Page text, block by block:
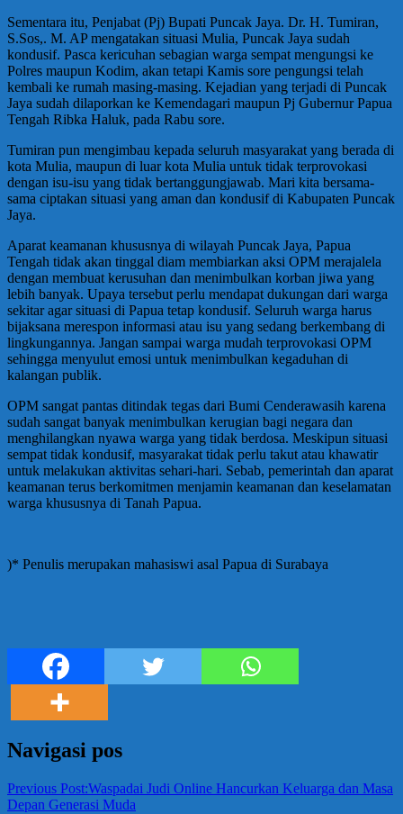
Sementara itu, Penjabat (Pj) Bupati Puncak Jaya. Dr. H. Tumiran,
S.Sos,. M. AP mengatakan situasi Mulia, Puncak Jaya sudah
kondusif. Pasca kericuhan sebagian warga sempat mengungsi ke
Polres maupun Kodim, akan tetapi Kamis sore pengungsi telah
kembali ke rumah masing-masing. Kejadian yang terjadi di Puncak
Jaya sudah dilaporkan ke Kemendagari maupun Pj Gubernur Papua
Tengah Ribka Haluk, pada Rabu sore.
Tumiran pun mengimbau kepada seluruh masyarakat yang berada di
kota Mulia, maupun di luar kota Mulia untuk tidak terprovokasi
dengan isu-isu yang tidak bertanggungjawab. Mari kita bersama-
sama ciptakan situasi yang aman dan kondusif di Kabupaten Puncak
Jaya.
Aparat keamanan khususnya di wilayah Puncak Jaya, Papua
Tengah tidak akan tinggal diam membiarkan aksi OPM merajalela
dengan membuat kerusuhan dan menimbulkan korban jiwa yang
lebih banyak. Upaya tersebut perlu mendapat dukungan dari warga
sekitar agar situasi di Papua tetap kondusif. Seluruh warga harus
bijaksana merespon informasi atau isu yang sedang berkembang di
lingkungannya. Jangan sampai warga mudah terprovokasi OPM
sehingga menyulut emosi untuk menimbulkan kegaduhan di
kalangan publik.
OPM sangat pantas ditindak tegas dari Bumi Cenderawasih karena
sudah sangat banyak menimbulkan kerugian bagi negara dan
menghilangkan nyawa warga yang tidak berdosa. Meskipun situasi
sempat tidak kondusif, masyarakat tidak perlu takut atau khawatir
untuk melakukan aktivitas sehari-hari. Sebab, pemerintah dan aparat
keamanan terus berkomitmen menjamin keamanan dan keselamatan
warga khususnya di Tanah Papua.
)* Penulis merupakan mahasiswi asal Papua di Surabaya
Navigasi pos
Previous Post:Waspadai Judi Online Hancurkan Keluarga dan Masa
Depan Generasi Muda